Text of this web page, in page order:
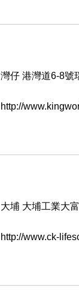
灣仔 港灣道6-8號
http://
大埔 大埔工業大
http://www.ck-